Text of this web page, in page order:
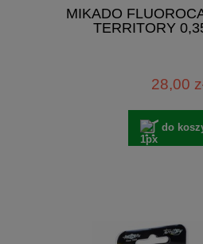
MIKADO
TERRITORY
28,00
do